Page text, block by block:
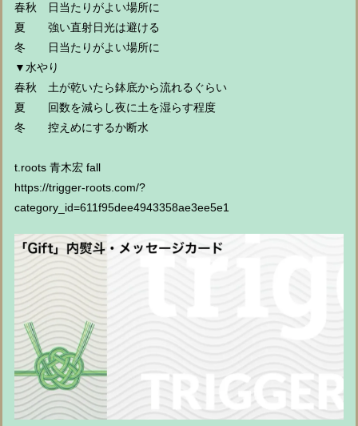
春秋 日当たりがよい場所に
夏 強い直射日光は避ける
冬 日当たりがよい場所に
▼水やり
春秋 土が乾いたら鉢底から流れるぐらい
夏 回数を減らし夜に土を湿らす程度
冬 控えめにするか断水
t.roots 青木宏 fall
https://trigger-roots.com/?
category_id=611f95dee4943358ae3ee5e1